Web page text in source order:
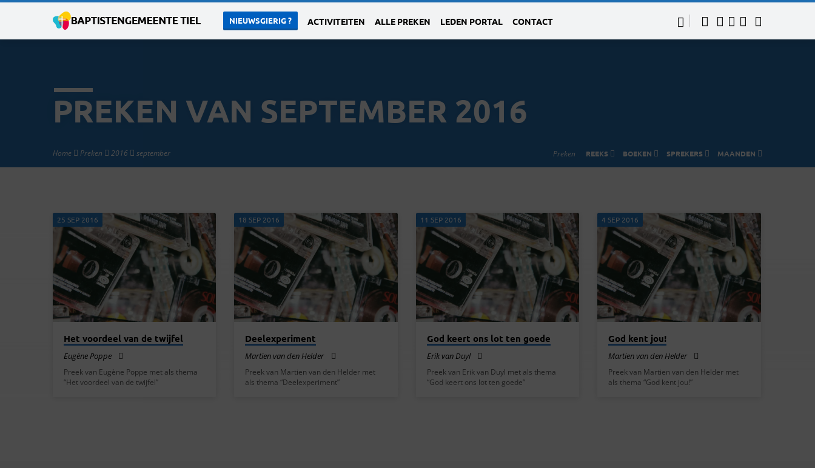
NIEUWSGIERIG ? ACTIVITEITEN ALLE PREKEN LEDEN PORTAL CONTACT
PREKEN VAN SEPTEMBER 2016
Home Preken 2016 september Preken REEKS BOEKEN SPREKERS MAANDEN
PREKEN
VAN
SEPTEMBER
2016
25 SEP 2016
Het voordeel van de twijfel
Eugène Poppe
Preek van Eugène Poppe met als thema
“Het voordeel van de twijfel”
18 SEP 2016
Deelexperiment
Martien van den Helder
Preek van Martien van den Helder met
als thema “Deelexperiment”
11 SEP 2016
God keert ons lot ten goede
Erik van Duyl
Preek van Erik van Duyl met als thema
“God keert ons lot ten goede”
4 SEP 2016
God kent jou!
Martien van den Helder
Preek van Martien van den Helder met
als thema “God kent jou!”